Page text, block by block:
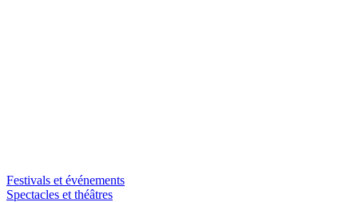
Festivals et événements
Spectacles et théâtres